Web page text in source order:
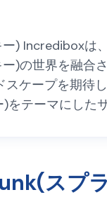
) Incrediboxは
)の世界を融合
ケープを期待
テーマにした
スプ